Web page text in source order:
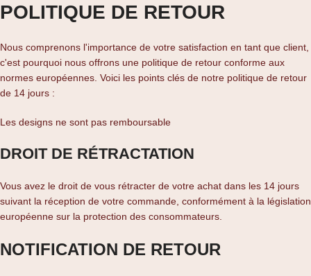
POLITIQUE DE RETOUR
Nous comprenons l'importance de votre satisfaction en tant que client,
c'est pourquoi nous offrons une politique de retour conforme aux
normes européennes. Voici les points clés de notre politique de retour
de 14 jours :
Les designs ne sont pas remboursable
DROIT DE RÉTRACTATION
Vous avez le droit de vous rétracter de votre achat dans les 14 jours
suivant la réception de votre commande, conformément à la législation
européenne sur la protection des consommateurs.
NOTIFICATION DE RETOUR